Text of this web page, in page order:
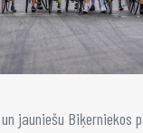
jauniešu Biķerniekos